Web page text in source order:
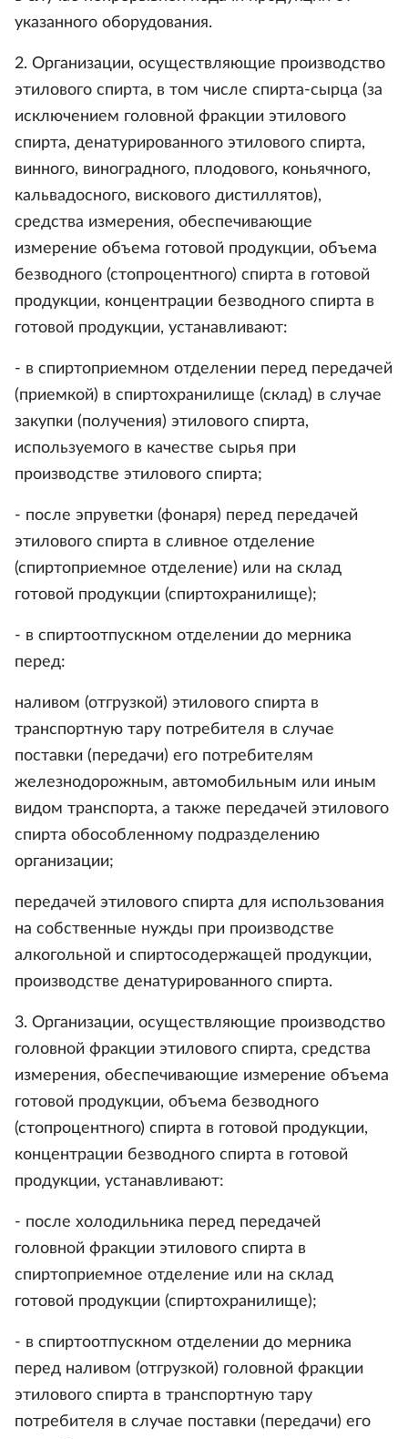
указанного оборудования.
2. Организации, осуществляющие производство
этилового спирта, в том числе спирта-сырца (за
исключением головной фракции этилового
спирта, денатурированного этилового спирта,
винного, виноградного, плодового, коньячного,
кальвадосного, вискового дистиллятов),
средства измерения, обеспечивающие
измерение объема готовой продукции, объема
безводного (стопроцентного) спирта в готовой
продукции, концентрации безводного спирта в
готовой продукции, устанавливают:
- в спиртоприемном отделении перед передачей
(приемкой) в спиртохранилище (склад) в случае
закупки (получения) этилового спирта,
используемого в качестве сырья при
производстве этилового спирта;
- после эпруветки (фонаря) перед передачей
этилового спирта в сливное отделение
(спиртоприемное отделение) или на склад
готовой продукции (спиртохранилище);
- в спиртоотпускном отделении до мерника
перед:
наливом (отгрузкой) этилового спирта в
транспортную тару потребителя в случае
поставки (передачи) его потребителям
железнодорожным, автомобильным или иным
видом транспорта, а также передачей этилового
спирта обособленному подразделению
организации;
передачей этилового спирта для использования
на собственные нужды при производстве
алкогольной и спиртосодержащей продукции,
производстве денатурированного спирта.
3. Организации, осуществляющие производство
головной фракции этилового спирта, средства
измерения, обеспечивающие измерение объема
готовой продукции, объема безводного
(стопроцентного) спирта в готовой продукции,
концентрации безводного спирта в готовой
продукции, устанавливают:
- после холодильника перед передачей
головной фракции этилового спирта в
спиртоприемное отделение или на склад
готовой продукции (спиртохранилище);
- в спиртоотпускном отделении до мерника
перед наливом (отгрузкой) головной фракции
этилового спирта в транспортную тару
потребителя в случае поставки (передачи) его